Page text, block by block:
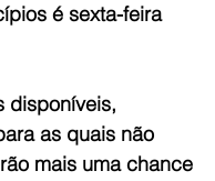
é sexta-feira
disponíveis,
as quais não
mais uma chance